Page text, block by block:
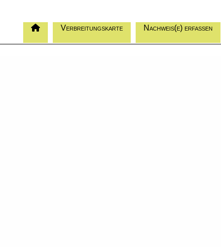
Verbreitungskarte Nachweis(e) erfassen